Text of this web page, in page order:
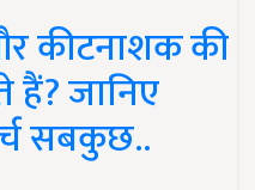
कीटनाशक की
हैं? जानिए
सबकुछ..